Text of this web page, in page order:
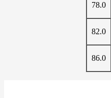
78.0
82.0
86.0